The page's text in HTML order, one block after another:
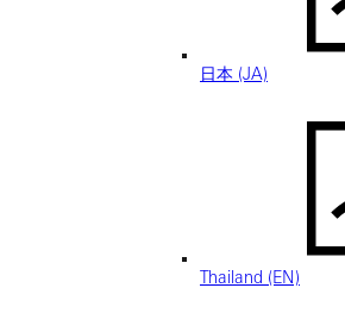
日本 (JA)
Thailand (EN)